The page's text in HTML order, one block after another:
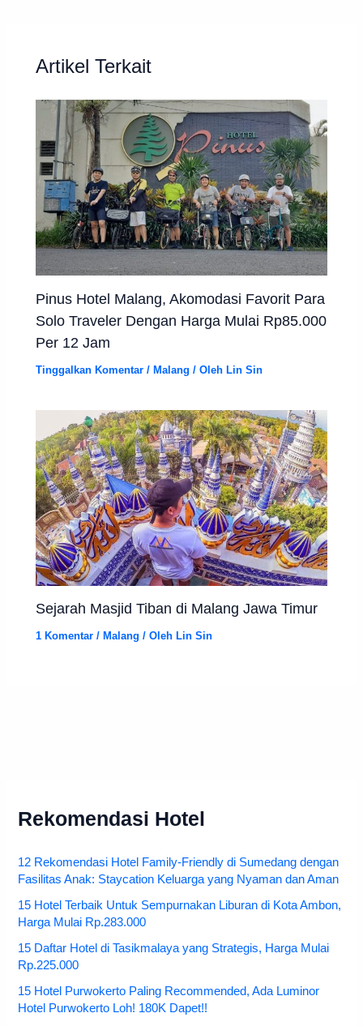
Artikel Terkait
Pinus Hotel Malang, Akomodasi Favorit Para
Solo Traveler Dengan Harga Mulai Rp85.000
Per 12 Jam
Tinggalkan Komentar /Malang / OlehLin Sin
Sejarah Masjid Tiban di Malang Jawa Timur
1 Komentar / Malang / Oleh Lin Sin
Rekomendasi Hotel
12 Rekomendasi Hotel Family-Friendly di Sumedang dengan
Fasilitas Anak: Staycation Keluarga yang Nyaman dan Aman
15 Hotel Terbaik Untuk Sempurnakan Liburan di Kota Ambon,
Harga Mulai Rp.283.000
15 Daftar Hotel di Tasikmalaya yang Strategis, Harga Mulai
Rp.225.000
15 Hotel Purwokerto Paling Recommended, Ada Luminor
Hotel Purwokerto Loh! 180K Dapet!!